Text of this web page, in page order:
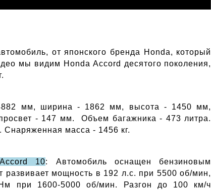
от японского бренда Honda, который
мы видим Honda Accord десятого поколения,
мм, ширина - 1862 мм, высота - 1450 мм,
- 147 мм.  Объем багажника - 473 литра.
масса - 1456 кг.
10: Автомобиль оснащен бензиновым
мощность в 192 л.с. при 5500 об/мин,
при 1600-5000 об/мин. Разгон до 100 км/ч